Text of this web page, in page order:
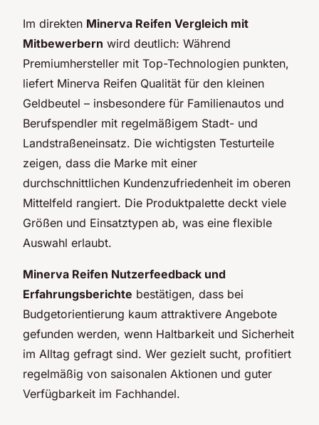
Im direkten Minerva Reifen Vergleich mit
Mitbewerbern wird deutlich: Während
Premiumhersteller mit Top-Technologien punkten,
liefert Minerva Reifen Qualität für den kleinen
Geldbeutel – insbesondere für Familienautos und
Berufspendler mit regelmäßigem Stadt- und
Landstraßeneinsatz. Die wichtigsten Testurteile
zeigen, dass die Marke mit einer
durchschnittlichen Kundenzufriedenheit im oberen
Mittelfeld rangiert. Die Produktpalette deckt viele
Größen und Einsatztypen ab, was eine flexible
Auswahl erlaubt.
Minerva Reifen Nutzerfeedback und
Erfahrungsberichte bestätigen, dass bei
Budgetorientierung kaum attraktivere Angebote
gefunden werden, wenn Haltbarkeit und Sicherheit
im Alltag gefragt sind. Wer gezielt sucht, profitiert
regelmäßig von saisonalen Aktionen und guter
Verfügbarkeit im Fachhandel.